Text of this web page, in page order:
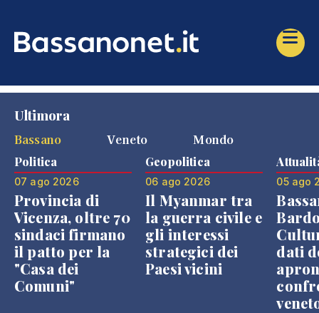
Ultimora
Bassano
Veneto Mondo
Politica
07 ago 2026
Provincia di
Vicenza, oltre 70
sindaci firmano
il patto per la
"Casa dei
Comuni"
Geopolitica
06 ago 2026
Il Myanmar tra
la guerra civile e
gli interessi
strategici dei
Paesi vicini
05 ago
dati